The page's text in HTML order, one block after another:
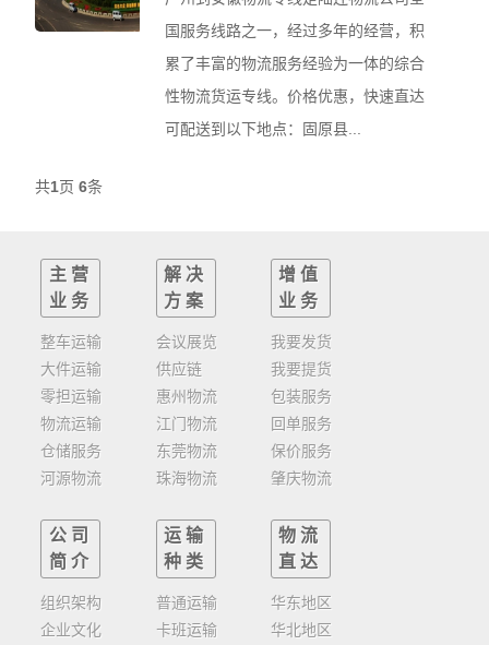
国服务线路之一，经过多年的经营，积
累了丰富的物流服务经验为一体的综合
性物流货运专线。价格优惠，快速直达
可配送到以下地点：固原县...
共1页6条
主营
业务
整车运输
大件运输
零担运输
物流运输
仓储服务
河源物流
解决
方案
会议展览
供应链
惠州物流
江门物流
东莞物流
珠海物流
增值
业务
我要发货
我要提货
包装服务
回单服务
保价服务
肇庆物流
公司
简介
组织架构
企业文化
运输
种类
普通运输
卡班运输
物流
直达
华东地区
华北地区